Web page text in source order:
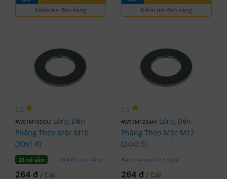
Kiểm tra đơn hàng Kiểm tra đơn hàng
5.0
#W01M100CA1 Lông Đền
Phẳng Thép Mộc M10
(30x1.8)
21 có sẵn Dự kiến giao hàng
264 đ / Cái
5.0
#W01M120AA1 Lông Đền
Phẳng Thép Mộc M12
(24x2.5)
Đặt mua giao từ 3 ngày
264 đ / Cái